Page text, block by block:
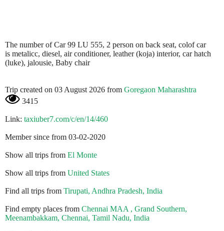
The number of Car 99 LU 555, 2 person on back seat, colof car
is metalicc, diesel, air conditioner, leather (koja) interior, car hatch
(luke), jalousie, Baby chair
Trip created on 03 August 2026 from Goregaon Maharashtra
3415
Link: taxiuber7.com/c/en/14/460
Member since from 03-02-2020
Show all trips from El Monte
Show all trips from United States
Find all trips from Tirupati, Andhra Pradesh, India
Find empty places from Chennai MAA , Grand Southern,
Meenambakkam, Chennai, Tamil Nadu, India